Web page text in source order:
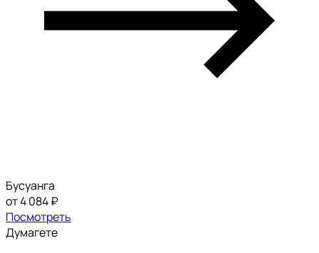
Бусуанга
от 4 084 ₽
Посмотреть
Думагете